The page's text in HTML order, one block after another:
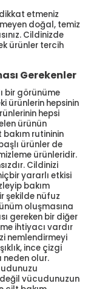
etmeniz
doğal, temiz
Cildinizde
ürünler tercih
Gerekenler
bir görünüme
ürünlerin hepsinin
hepsi
ürünün
rutininin
ürünler de
ürünleridir.
Cildinizi
yararlı etkisi
bakım
şekilde nüfuz
oluşmasına
gereken bir diğer
ihtiyacı vardır
nemlendirmeyi
ince çizgi
neden olur.
vücudunuzun